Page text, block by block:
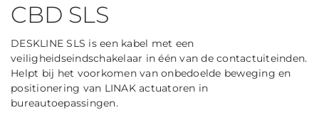
CBD SLS
DESKLINE SLS is een kabel met een
veiligheidseindschakelaar in één van de contactuiteinden.
Helpt bij het voorkomen van onbedoelde beweging en
positionering van LINAK actuatoren in
bureautoepassingen.